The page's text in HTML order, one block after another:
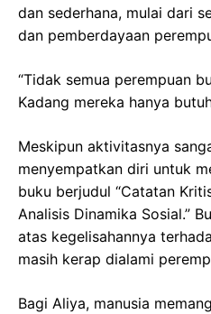
dan sederhana, mulai dari
dan pemberdayaan
“Tidak semua perempuan
Kadang mereka hanya
Meskipun aktivitasnya
menyempatkan diri untuk
buku berjudul “Catatan
Analisis Dinamika Sosial.”
atas kegelisahannya
masih kerap dialami
Bagi Aliya, manusia